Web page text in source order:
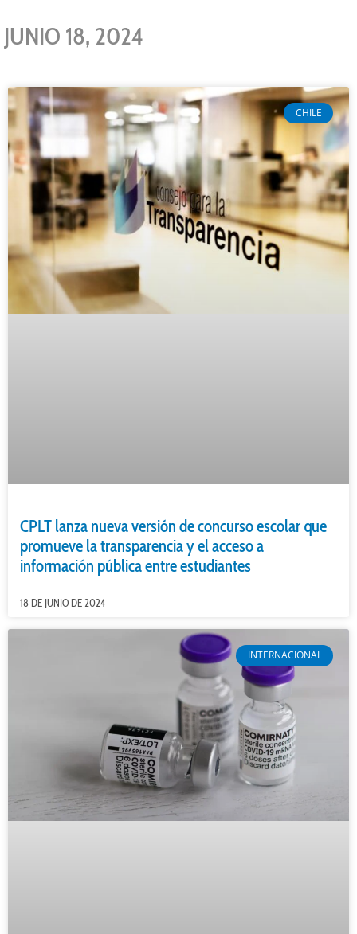
JUNIO 18, 2024
CHILE
CPLT lanza nueva versión de concurso escolar que
promueve la transparencia y el acceso a
información pública entre estudiantes
18 DE JUNIO DE 2024
INTERNACIONAL